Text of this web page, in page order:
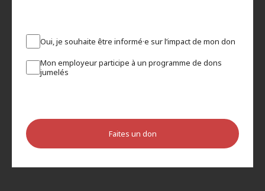
Oui, je souhaite être informé·e sur l’impact de mon don
Mon employeur participe à un programme de dons
jumelés
Faites un don